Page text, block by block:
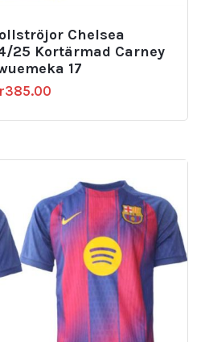
Chelsea
25 Kortärmad Carney
17
385.00